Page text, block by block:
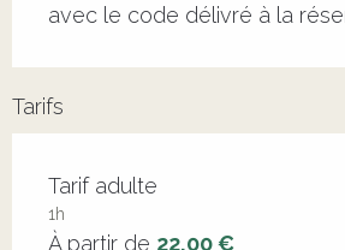
avec le code délivré à la
Tarifs
Tarifs 2026
Tarif adulte
1h
À partir de 22,00 €